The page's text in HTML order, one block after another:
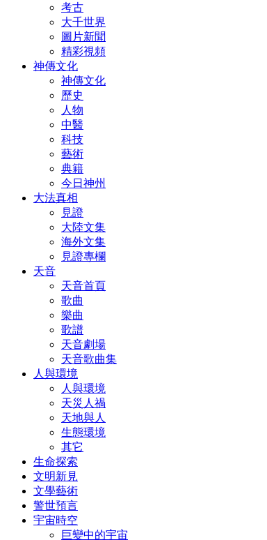
考古
大千世界
圖片新聞
精彩視頻
神傳文化
神傳文化
歷史
人物
中醫
科技
藝術
典籍
今日神州
大法真相
見證
大陸文集
海外文集
見證專欄
天音
天音首頁
歌曲
樂曲
歌譜
天音劇場
天音歌曲集
人與環境
人與環境
天災人禍
天地與人
生態環境
其它
生命探索
文明新見
文學藝術
警世預言
宇宙時空
巨變中的宇宙